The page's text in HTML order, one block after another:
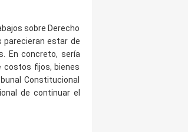
sobre Derecho
parecieran estar de
En concreto, sería
costos fijos, bienes
Constitucional
de continuar el